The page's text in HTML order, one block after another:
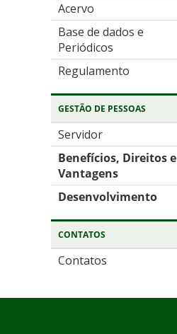
Acervo
Base de dados e
Periódicos
Regulamento
GESTÃO DE PESSOAS
Servidor
Benefícios, Direitos e
Vantagens
Desenvolvimento
CONTATOS
Contatos